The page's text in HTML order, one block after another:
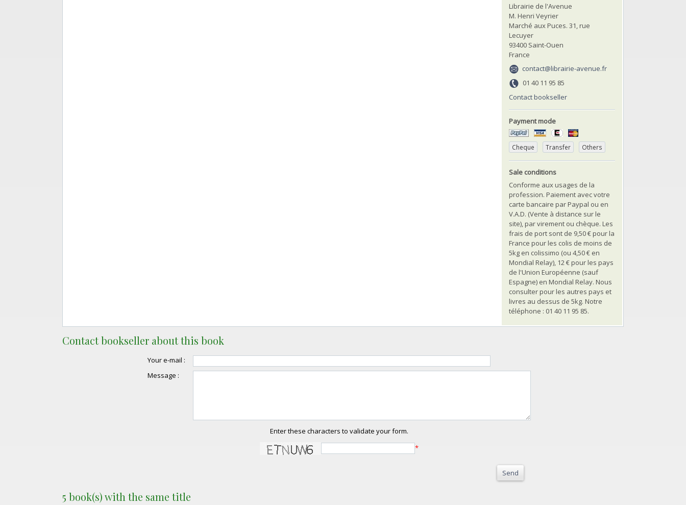
Librairie de l'Avenue
M. Henri Veyrier
Marché aux Puces. 31, rue
Lecuyer
93400 Saint-Ouen
France
contact@librairie-avenue.fr
01 40 11 95 85
Contact bookseller
Payment mode
Cheque Transfer Others
Sale conditions
Conforme aux usages de la
profession. Paiement avec votre
carte bancaire par Paypal ou en
V.A.D. (Vente à distance sur le
site), par virement ou chèque. Les
frais de port sont de 9,50 € pour la
France pour les colis de moins de
5kg en colissimo (ou 4,50 € en
Mondial Relay), 12 € pour les pays
de l'Union Européenne (sauf
Espagne) en Mondial Relay. Nous
consulter pour les autres pays et
livres au dessus de 5kg. Notre
téléphone : 01 40 11 95 85.
Contact bookseller about this book
Your e-mail :
Message :
Enter these characters to validate your form.
*
Send
5 book(s) with the same title